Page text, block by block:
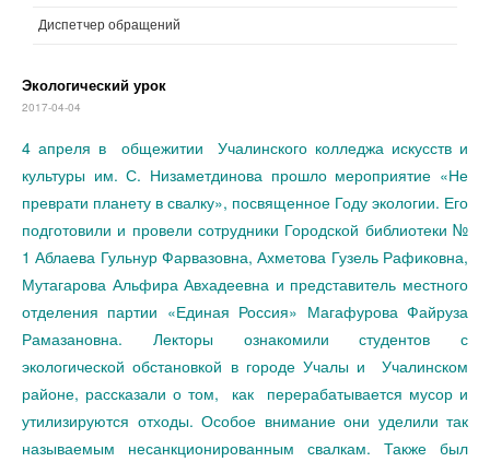
Диспетчер обращений
Экологический урок
2017-04-04
4 апреля в общежитии Учалинского колледжа искусств и
культуры им. С. Низаметдинова прошло мероприятие «Не
преврати планету в свалку», посвященное Году экологии. Его
подготовили и провели сотрудники Городской библиотеки №
1 Аблаева Гульнур Фарвазовна, Ахметова Гузель Рафиковна,
Мутагарова Альфира Авхадеевна и представитель местного
отделения партии «Единая Россия» Магафурова Файруза
Рамазановна. Лекторы ознакомили студентов с
экологической обстановкой в городе Учалы и Учалинском
районе, рассказали о том, как перерабатывается мусор и
утилизируются отходы. Особое внимание они уделили так
называемым несанкционированным свалкам. Также был